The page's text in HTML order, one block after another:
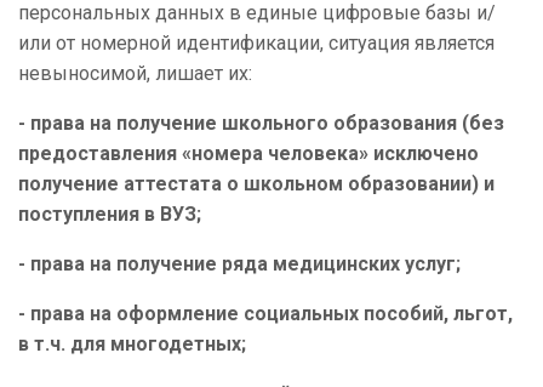
персональных данных в единые цифровые базы и/
или от номерной идентификации, ситуация является
невыносимой, лишает их:
- права на получение школьного образования (без
предоставления «номера человека» исключено
получение аттестата о школьном образовании) и
поступления в ВУЗ;
- права на получение ряда медицинских услуг;
- права на оформление социальных пособий, льгот,
в т.ч. для многодетных;